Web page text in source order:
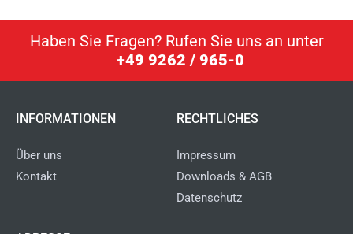
Haben Sie Fragen? Rufen Sie uns an unter
+49 9262 / 965-0
INFORMATIONEN
Über uns
Kontakt
RECHTLICHES
Impressum
Downloads & AGB
Datenschutz